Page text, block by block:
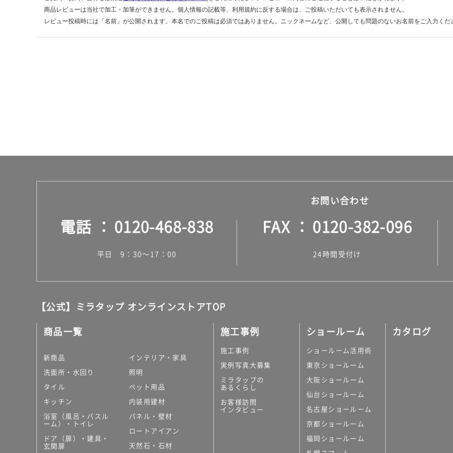
0/
商品レビューは当社で加工・加筆ができません。個人情報の記載等、利用規約に反する場合は、ご投稿いただいても表示されません。
レビュー投稿時には「名前」が公開されます。本名でのご投稿は必須ではありません。ニックネームなど、公開しても問題のないお名前をご入力くだ
お問い合わせ
電話 0120-468-838
平日 9：30～17：00
FAX 0120-382-096
24時間受付け
【公式】ミラタップ オンラインストアTOP
商品一覧
新商品
洗面所・水回り
タイル
キッチン
浴室（風呂・バスル
ーム）・トイレ
ドア（扉）・建具・
玄関扉
インテリア・家具
照明
ペット用品
内装用建材
パネル・壁材
ロートアイアン
天然石・石材
施工事例
施工事例
実例写真大募集
ミラタップの
あるくらし
お客様訪問
インタビュー
ショールーム
ショールーム活用術
東京ショールーム
大阪ショールーム
仙台ショールーム
名古屋ショールーム
京都ショールーム
福岡ショールーム
カタログ